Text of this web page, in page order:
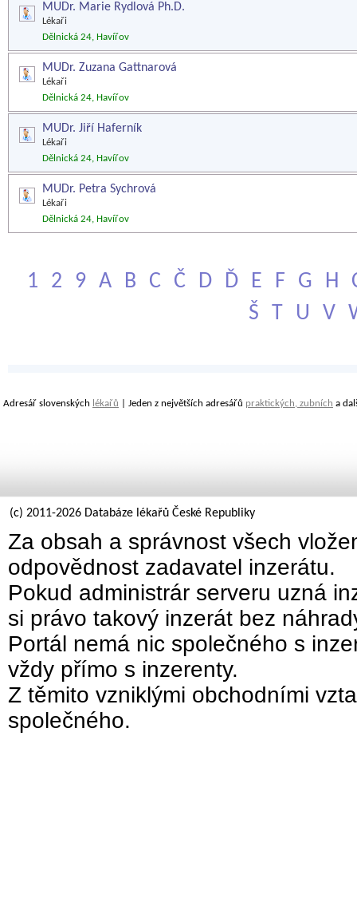
MUDr. Marie Rydlová Ph.D.
Lékaři
Dělnická 24, Havířov
MUDr. Zuzana Gattnarová
Lékaři
Dělnická 24, Havířov
MUDr. Jiří Haferník
Lékaři
Dělnická 24, Havířov
MUDr. Petra Sychrová
Lékaři
Dělnická 24, Havířov
1 2 9 A B C Č D Ď E F G H
Š
T U V
Adresář slovenských lékařů | Jeden z největších adresářů praktických, zubních a
(c) 2011-2026 Databáze lékařů České Republiky
Za obsah a správnost všech
odpovědnost zadavatel inzerátu.
Pokud administrár serveru uzná
si právo takový inzerát bez
Portál nemá nic společného s
vždy přímo s inzerenty.
Z těmito vzniklými obchodními
společného.